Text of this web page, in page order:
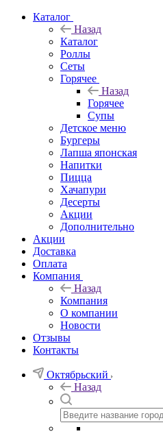
Каталог
Назад
Каталог
Роллы
Сеты
Горячее
Назад
Горячее
Супы
Детское меню
Бургеры
Лапша японская
Напитки
Пицца
Хачапури
Десерты
Акции
Дополнительно
Акции
Доставка
Оплата
Компания
Назад
Компания
О компании
Новости
Отзывы
Контакты
Октябрьский
Назад